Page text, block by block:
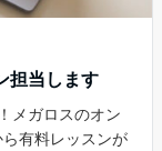
担当します
メガロスのオン
有料レッスンが